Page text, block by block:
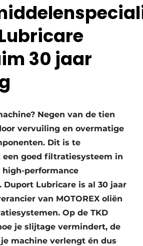
Innovatie
30 jaar
Negen van de tien
vervuiling en overmatige
Dit is te
een goed filtratiesysteem in
performance
Duport Lubricare is al 30 jaar
van MOTOREX oliën
Op de TKD
je slijtage vermindert, de
machine verlengt én dus